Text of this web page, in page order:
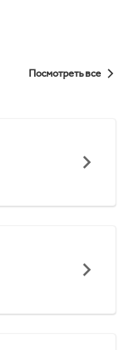
Посмотреть все